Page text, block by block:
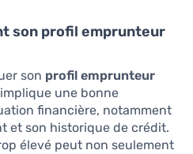
son profil emprunteur
son profil emprunteur
une bonne
financière, notamment
et son historique de crédit.
élevé peut non seulement